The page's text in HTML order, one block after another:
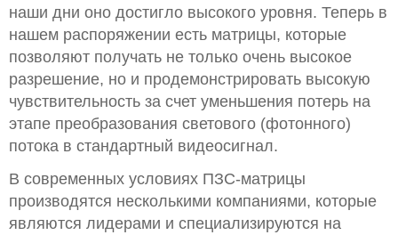
наши дни оно достигло высокого уровня. Теперь в
нашем распоряжении есть матрицы, которые
позволяют получать не только очень высокое
разрешение, но и продемонстрировать высокую
чувствительность за счет уменьшения потерь на
этапе преобразования светового (фотонного)
потока в стандартный видеосигнал.
В современных условиях ПЗС-матрицы
производятся несколькими компаниями, которые
являются лидерами и специализируются на